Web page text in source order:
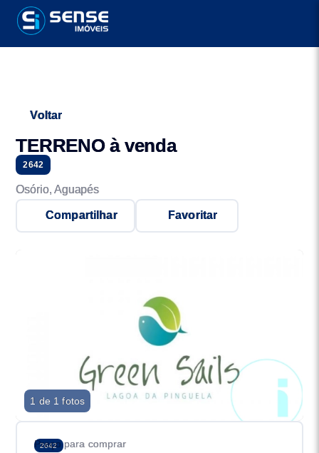
Voltar
TERRENO à venda
2642
Osório, Aguapés
Compartilhar Favoritar
1 de 1 fotos
2642
Preço para comprar